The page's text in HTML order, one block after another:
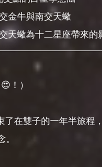
金牛與南交天蠍
天蠍為十二星座帶來的
！）
在雙子的一年半旅程